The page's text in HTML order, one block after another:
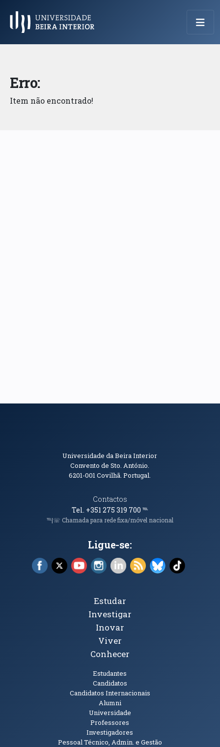
Menu Principal
Erro:
Item não encontrado!
Informações de Contacto
Universidade da Beira Interior
Convento de Sto. António.
6201-001Covilhã. Portugal.
Contactos
Tel. +351 275 319 700℡
℡|☏ Chamada para rede fixa/móvel nacional
Ligue-se:
Facebook (abre em nova janela)
X (abre em nova janela)
YouTube (abre em nova janela)
Instagram (abre em nova janela)
LinkedIn (abre em nova
RSS (abre em nova
Bluesky (abre
TikTok
Tópicos Principais
Estudar
Investigar
Inovar
Viver
Conhecer
Estudantes
Candidatos
Candidatos Internacionais
Alumni
Universidade
Professores
Investigadores
Pessoal Técnico, Admin. e Gestão